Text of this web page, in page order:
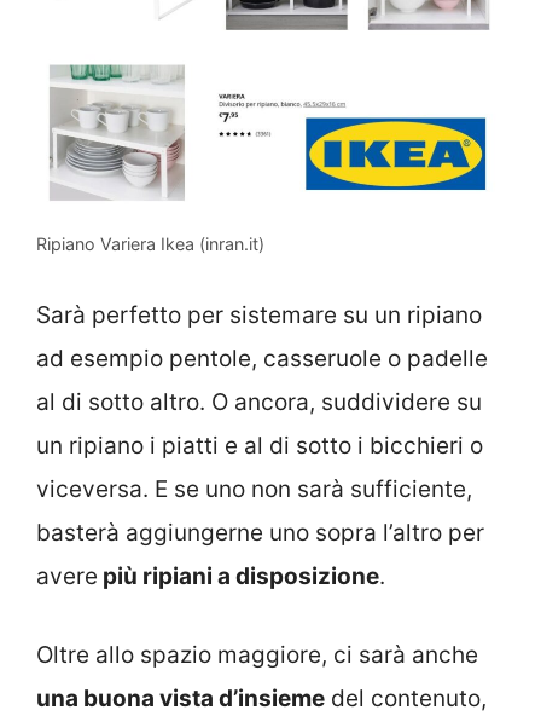
Ripiano Variera Ikea (inran.it)
Sarà perfetto per sistemare su un ripiano
ad esempio pentole, casseruole o padelle
al di sotto altro. O ancora, suddividere su
un ripiano i piatti e al di sotto i bicchieri o
viceversa. E se uno non sarà sufficiente,
basterà aggiungerne uno sopra l’altro per
avere più ripiani a disposizione.
Oltre allo spazio maggiore, ci sarà anche
una buona vista d’insieme del contenuto,